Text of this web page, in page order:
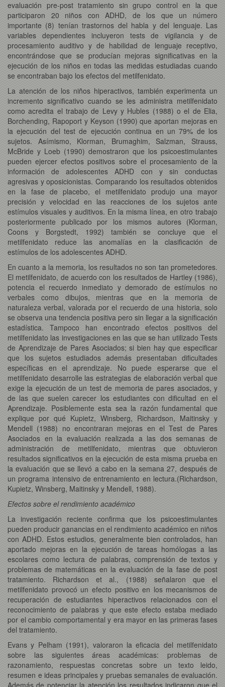
evaluación pre-post tratamiento sin grupo control en la que
participaron 20 niños con ADHD, de los que un número
importante (8) tenían trastornos del habla y del lenguaje. Las
variables dependientes incluyeron tests de vigilancia y de
procesamiento auditivo y de habilidad de lenguaje receptivo,
encontrándose que se producían mejoras significativas en la
ejecución de los niños en todas las medidas estudiadas cuando
se encontraban bajo los efectos del metilfenidato.
La atención de los niños hiperactivos, también experimenta un
incremento significativo cuando se les administra metilfenidato
como acredita el trabajo de Levy y Hubles (1988) o el de Elia,
Borchending, Rapoport y Keyson (1990) que aportan mejoras en
la ejecución del test de ejecución continua en un 79% de los
sujetos. Asímismo, Klorman, Brumaghim, Salzman, Strauss,
McBride y Loeb (1990) demostraron que los psicoestimulantes
pueden ejercer efectos positivos sobre el procesamiento de la
información de adolescentes ADHD con y sin conductas
agresivas y oposicionistas. Comparando los resultados obtenidos
en la fase de placebo, el metilfenidato produjo una mayor
precisión y velocidad en las reacciones de los sujetos ante
estímulos visuales y auditivos. En la misma línea, en otro trabajo
posteriormente publicado por los mismos autores (Klorman,
Coons y Borgstedt, 1992) también se concluye que el
metilfenidato reduce las anomalías en la clasificación de
estímulos de los adolescentes ADHD.
En cuanto a la memoria, los resultados no son tan prometedores.
El metilfenidato, de acuerdo con los resultados de Hartley (1986),
potencia el recuerdo inmediato y demorado de estímulos no
verbales como dibujos, mientras que en la memoria de
naturaleza verbal, valorada por el recuerdo de una historia, solo
se observa una tendencia positiva pero sin llegar a la significación
estadística. Tampoco han encontrado efectos positivos del
metilfenidato las investigaciones en las que se han utilizado Tests
de Aprendizaje de Pares Asociados; si bien hay que especificar
que los sujetos estudiados además presentaban dificultades
específicas en el aprendizaje. No puede esperarse que el
metilfenidato desarrolle las estrategias de elaboración verbal que
exige la ejecución de un test de memoria de pares asociados, y
de las que suelen carecer los estudiantes con dificultad en el
Aprendizaje. Posiblemente esta sea la razón fundamental que
explique por qué Kupietz, Winsberg, Richardson, Maitinsky y
Mendell (1988) no encontraran mejoras en el Test de Pares
Asociados en la evaluación realizada a las dos semanas de
administración de metilfenidato, mientras que obtuvieron
resultados significativos en la ejecución de esta misma prueba en
la evaluación que se llevó a cabo en la semana 27, después de
un programa intensivo de entrenamiento en lectura.(Richardson,
Kupietz, Winsberg, Maitinsky y Mendell, 1988).
Efectos sobre el rendimiento académico
La investigación reciente confirma que los psicoestimulantes
pueden producir ganancias en el rendimiento académico en niños
con ADHD. Estos estudios, generalmente bien controlados, han
aportado mejoras en la ejecución de tareas homólogas a las
escolares como lectura de palabras, comprensión de textos y
problemas de matemáticas en la evaluación de la fase de post
tratamiento. Richardson et al., (1988) señalaron que el
metilfenidato provocó un efecto positivo en los mecanismos de
recuperación de estudiantes hiperactivos relacionados con el
reconocimiento de palabras y que este efecto estaba mediado
por el cambio comportamental y era mayor en las primeras fases
del tratamiento.
Evans y Pelham (1991), valoraron la eficacia del metilfenidato
sobre las siguientes áreas académicas: problemas de
razonamiento, respuestas concretas sobre un texto leido,
resumen e ideas principales y pruebas semanales de evaluación.
Además de potenciar la atención los resultados indicaron que el